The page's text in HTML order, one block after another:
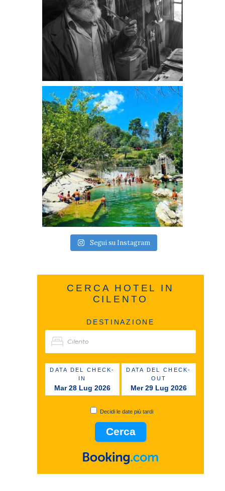
Segui su Instagram
CERCA HOTEL IN
CILENTO
DESTINAZIONE
DATA DEL CHECK-
IN
Mar 28 Lug 2026
DATA DEL CHECK-
OUT
Mer 29 Lug 2026
Decidi le date più tardi